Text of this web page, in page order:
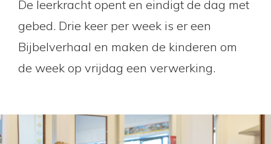
De leerkracht opent en eindigt de dag met
gebed. Drie keer per week is er een
Bijbelverhaal en maken de kinderen om
de week op vrijdag een verwerking.